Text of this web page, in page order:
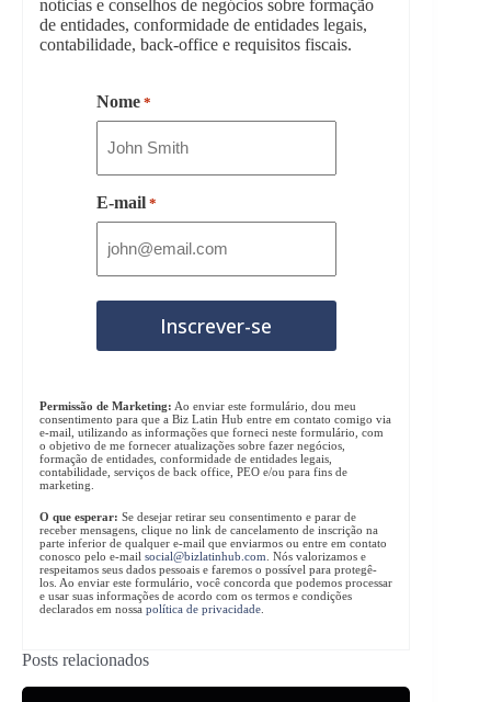
notícias e conselhos de negócios sobre formação
de entidades, conformidade de entidades legais,
contabilidade, back-office e requisitos fiscais.
Nome *
E-mail *
Permissão de Marketing: Ao enviar este formulário, dou meu
consentimento para que a Biz Latin Hub entre em contato comigo via
e-mail, utilizando as informações que forneci neste formulário, com
o objetivo de me fornecer atualizações sobre fazer negócios,
formação de entidades, conformidade de entidades legais,
contabilidade, serviços de back office, PEO e/ou para fins de
marketing.
O que esperar: Se desejar retirar seu consentimento e parar de
receber mensagens, clique no link de cancelamento de inscrição na
parte inferior de qualquer e-mail que enviarmos ou entre em contato
conosco pelo e-mail social@bizlatinhub.com . Nós valorizamos e
respeitamos seus dados pessoais e faremos o possível para protegê-
los. Ao enviar este formulário, você concorda que podemos processar
e usar suas informações de acordo com os termos e condições
declarados em nossa política de privacidade
Posts relacionados